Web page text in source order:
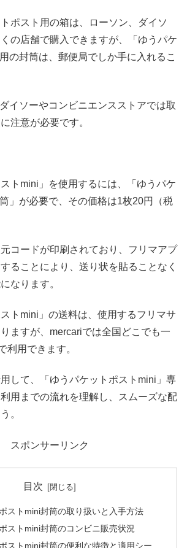
ポスト用の箱は、ローソン、ダイソ
の店舗で購入できますが、「ゆうパケ
の封筒は、郵便局でしか手に入れるこ
イソーやコンビニエンスストアでは取
注意が必要です。
ストmini」を使用するには、「ゆうパケ
」が必要で、その価格は1枚20円（税
コードが印刷されており、フリマアプ
ることにより、送り状を貼ることなく
なります。
ストmini」の送料は、使用するフリマサ
ますが、mercariでは全国どこでも一
利用できます。
して、「ゆうパケットポストmini」専
用までの流れを理解し、スムーズな配
。
スポンサーリンク
目次
ストmini封筒の取り扱いと入手方法
ストmini封筒のコンビニ販売状況
ストmini封筒の便利な特徴と適用シー